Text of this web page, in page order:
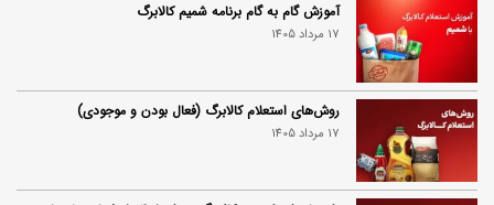
آموزش گام به گام برنامه شمیم کالابرگ
17 مرداد 1405
روش‌های استعلام کالابرگ (فعال بودن و موجودی)
17 مرداد 1405